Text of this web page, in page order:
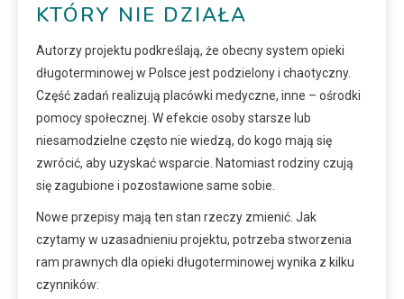
KTÓRY NIE DZIAŁA
Autorzy projektu podkreślają, że obecny system opieki
długoterminowej w Polsce jest podzielony i chaotyczny.
Część zadań realizują placówki medyczne, inne – ośrodki
pomocy społecznej. W efekcie osoby starsze lub
niesamodzielne często nie wiedzą, do kogo mają się
zwrócić, aby uzyskać wsparcie. Natomiast rodziny czują
się zagubione i pozostawione same sobie.
Nowe przepisy mają ten stan rzeczy zmienić. Jak
czytamy w uzasadnieniu projektu, potrzeba stworzenia
ram prawnych dla opieki długoterminowej wynika z kilku
czynników: